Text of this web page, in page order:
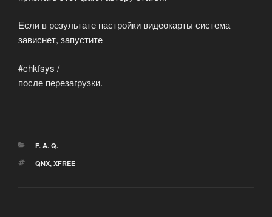
Если в результате настройки видеокарты система
зависнет, запустите
#chkfsys /
после перезагрузки.
РУБРИКИ
F. A. Q.
МЕТКИ
QNX, XFREE